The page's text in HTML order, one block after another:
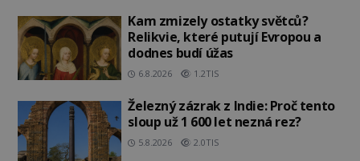
Kam zmizely ostatky světců?
Relikvie, které putují Evropou a
dodnes budí úžas
6.8.2026 1.2TIS
Železný zázrak z Indie: Proč tento
sloup už 1 600 let nezná rez?
5.8.2026 2.0TIS